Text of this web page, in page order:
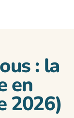
: la
en
2026)